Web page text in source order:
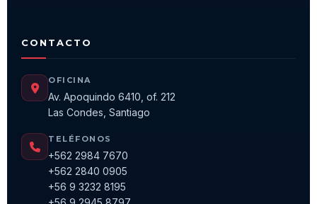
CONTACTO
OFICINA
Av. Apoquindo 6410, of. 212
Las Condes, Santiago
TELÉFONOS
+562 2984 7670
+562 2840 0905
+56 9 3232 8195